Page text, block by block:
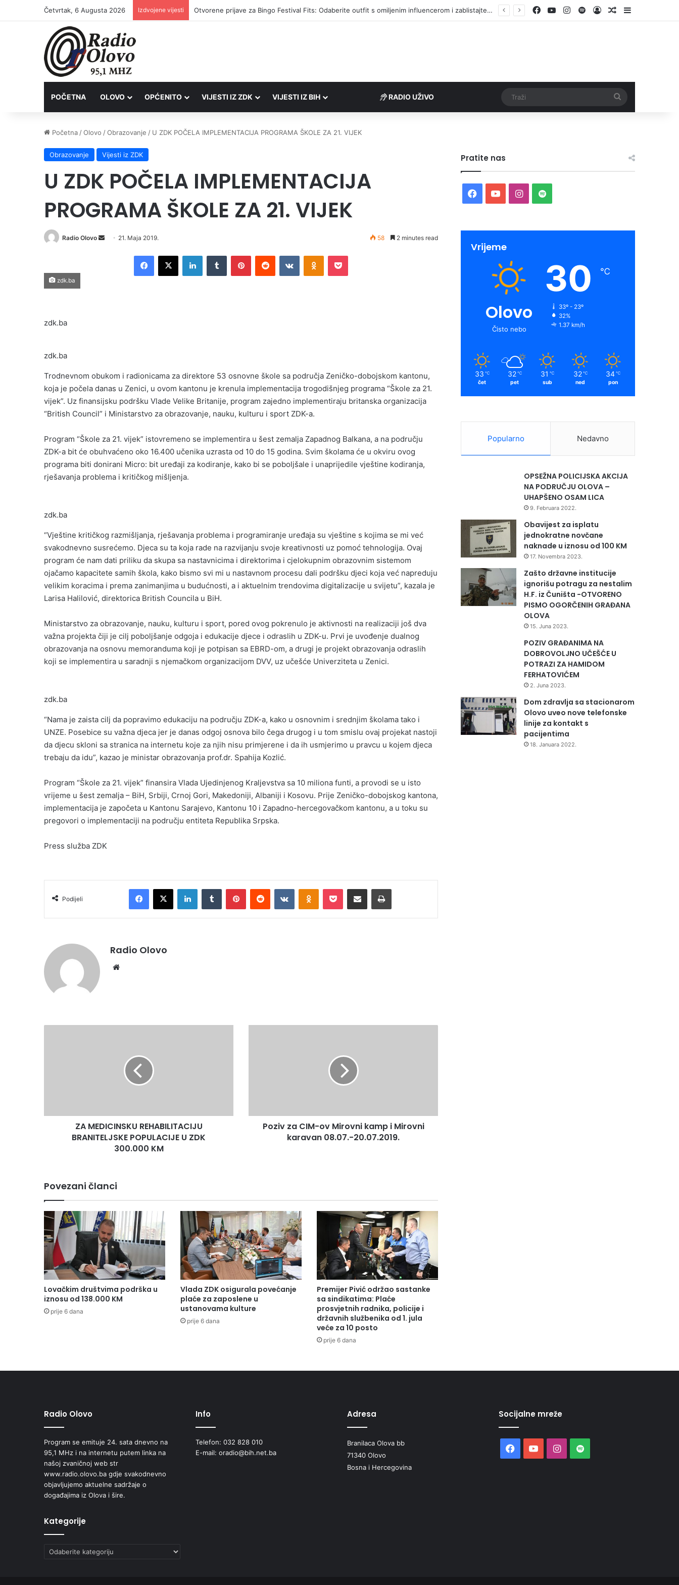
Četvrtak, 6 Augusta 2026 Izdvojene vijesti Lovačkim društvima podrška u iznosu od 138.000 KM Facebook
YouTubeInstagram
SpotifyLog InRandom Article
Sidebar
POČETNA OLOVO OPĆENITO VIJESTI IZ ZDK VIJESTI IZ BIH RADIO UŽIVO
Početna /Olovo /Obrazovanje / U ZDK POČELA IMPLEMENTACIJA PROGRAMA ŠKOLE ZA 21. VIJEK
Obrazovanje Vijesti iz ZDK
U ZDK POČELA IMPLEMENTACIJA
PROGRAMA ŠKOLE ZA 21. VIJEK
Radio Olovo
Send 21. Maja 2019. 58 2 minutes read
Facebook
X LinkedInTumblr PinterestReddit VKontakteOdnoklassniki
Pocket
zdk.ba
zdk.ba
zdk.ba
Trodnevnom obukom i radionicama za direktore 53 osnovne škole sa područja Zeničko-dobojskom kantonu,
koja je počela danas u Zenici, u ovom kantonu je krenula implementacija trogodišnjeg programa “Škole za 21.
vijek”. Uz finansijsku podršku Vlade Velike Britanije, program zajedno implementiraju britanska organizacija
“British Council” i Ministarstvo za obrazovanje, nauku, kulturu i sport ZDK-a.
Program “Škole za 21. vijek” istovremeno se implementira u šest zemalja Zapadnog Balkana, a na području
ZDK-a bit će obuhvaćeno oko 16.400 učenika uzrasta od 10 do 15 godina. Svim školama će u okviru ovog
programa biti donirani Micro: bit uređaji za kodiranje, kako bi se poboljšale i unaprijedile vještine kodiranja,
rješavanja problema i kritičkog mišljenja.
zdk.ba
“Vještine kritičkog razmišljanja, rješavanja problema i programiranje uređaja su vještine s kojima se mi već
svakodnevno susrećemo. Djeca su ta koja rade na razvijanju svoje kreativnosti uz pomoć tehnologija. Ovaj
program će nam dati priliku da skupa sa nastavnicima i direktorima i cjelokupnim obrazovnim sistemom
ojačamo kapacitete samih škola, kako bismo svi mi u nastavnom procesu dali podršku djeci koja već napreduju
velikim koracima i prema zanimanjima u budućnosti, a i aktuelnim trendovima digitalizacije u svijetu”, kazala je
Larisa Halilović, direktorica British Councila u BiH.
Ministarstvo za obrazovanje, nauku, kulturu i sport, pored ovog pokrenulo je aktivnosti na realizaciji još dva
važna projekta čiji je cilj poboljšanje odgoja i edukacije djece i odraslih u ZDK-u. Prvi je uvođenje dualnog
obrazovanja na osnovu memoranduma koji je potpisan sa EBRD-om, a drugi je projekt obrazovanja odraslih
koji se implementira u saradnji s njemačkom organizacijom DVV, uz učešće Univerziteta u Zenici.
zdk.ba
“Nama je zaista cilj da popravimo edukaciju na području ZDK-a, kako u osnovnim i srednjim školama tako i
UNZE. Posebice su važna djeca jer je danas odgoj osnova bilo čega drugog i u tom smislu ovaj projekat nastoji
da djecu skloni sa stranica na internetu koje za njih nisu primjerene i da ih usmjerimo u pravcu u kojem djeca
trebaju da idu”, kazao je ministar obrazovanja prof.dr. Spahija Kozlić.
Program “Škole za 21. vijek” finansira Vlada Ujedinjenog Kraljevstva sa 10 miliona funti, a provodi se u isto
vrijeme u šest zemalja – BiH, Srbiji, Crnoj Gori, Makedoniji, Albaniji i Kosovu. Prije Zeničko-dobojskog kantona,
implementacija je započeta u Kantonu Sarajevo, Kantonu 10 i Zapadno-hercegovačkom kantonu, a u toku su
pregovori o implementaciji na području entiteta Republika Srpska.
Press služba ZDK
Podijeli
Facebook
X LinkedInTumblr PinterestReddit VKontakteOdnoklassniki
Pocket Podijeli putem Emaila Print
Radio Olovo
KM
ZA MEDICINSKU REHABILITACIJU
BRANITELJSKE POPULACIJE U ZDK
300.000 KM
karavan
08.07.-20.07.2019.
Poziv za CIM-ov Mirovni kamp i Mirovni
karavan 08.07.-20.07.2019.
Povezani članci
Lovačkim društvima podrška u
iznosu od 138.000 KM
prije 6 dana
Vlada ZDK osigurala povećanje
plaće za zaposlene u
ustanovama kulture
prije 6 dana
Premijer Pivić održao sastanke
sa sindikatima: Plaće
prosvjetnih radnika, policije i
državnih službenika od 1. jula
veće za 10 posto
prije 6 dana
Pratite nas
Facebook
YouTubeInstagram
Spotify
Vrijeme
Olovo
Čisto nebo
30 ℃
33º - 23º
32%
1.37 km/h
33 ℃
čet
32 ℃
pet
31 ℃
sub
32 ℃
ned
34 ℃
pon
Popularno Nedavno
OPSEŽNA POLICIJSKA AKCIJA
NA PODRUČJU OLOVA –
UHAPŠENO OSAM LICA
9. Februara 2022.
Obavijest za isplatu
jednokratne novčane
naknade u iznosu od 100 KM
17. Novembra 2023.
Zašto državne institucije
ignorišu potragu za nestalim
H.F. iz Čuništa -OTVORENO
PISMO OGORČENIH GRAĐANA
OLOVA
15. Juna 2023.
POZIV GRAĐANIMA NA
DOBROVOLJNO UČEŠĆE U
POTRAZI ZA HAMIDOM
FERHATOVIĆEM
2. Juna 2023.
Dom zdravlja sa stacionarom
Olovo uveo nove telefonske
linije za kontakt s
pacijentima
18. Januara 2022.
Radio Olovo
Program se emituje 24. sata dnevno na
95,1 MHz i na internetu putem linka na
našoj zvaničnoj web str
www.radio.olovo.ba gdje svakodnevno
objavljujemo aktuelne sadržaje o
događajima iz Olova i šire.
Kategorije
Kategorije
Info
Telefon: 032 828 010
E-mail: oradio@bih.net.ba
Adresa
Branilaca Olova bb
71340 Olovo
Bosna i Hercegovina
Socijalne mreže
Facebook
YouTubeInstagram
Spotify